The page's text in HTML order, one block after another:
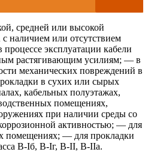
средней или высокой
наличием или отсутствием
эксплуатации кабели
растягивающим усилиям; — в
механических повреждений в
в сухих или сырых
кабельных полуэтажах,
помещениях,
при наличии среды со
активностью; — для
помещениях; — для прокладки
B-Iб, B-Iг, В-II, В-IIа.